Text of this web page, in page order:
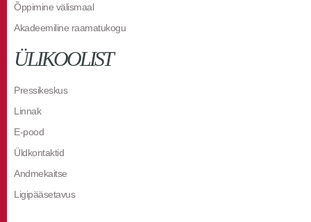
Õppimine välismaal
Akadeemiline raamatukogu
ÜLIKOOLIST
Pressikeskus
Linnak
E-pood
Üldkontaktid
Andmekaitse
Ligipääsetavus